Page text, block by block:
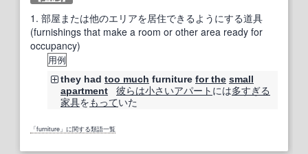
1. 部屋または他のエリアを居住できるようにする道具
(furnishings that make a room or other area ready for
occupancy)
用例
they had too much furniture for the small
apartment
彼らは小さいアパート には多すぎる
家具をもっていた
「furniture」に関する類語一覧